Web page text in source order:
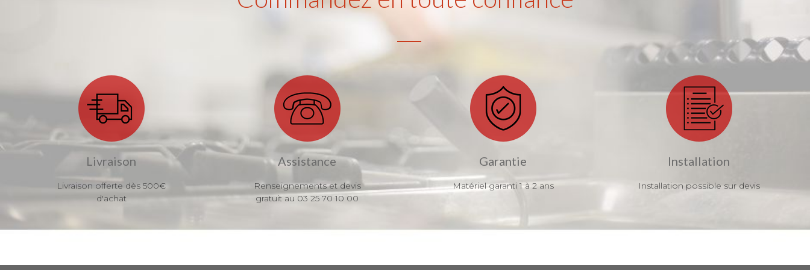
Livraison
Livraison offerte dès 500€
d'achat
Assistance
Renseignements et devis
gratuit au 03 25 70 10 00
Garantie
Matériel garanti 1 à 2 ans
Installation
Installation possible sur devis